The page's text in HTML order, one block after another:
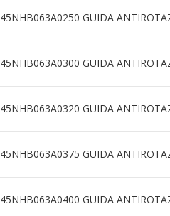
45NHB063A0250 GUIDA
45NHB063A0300 GUIDA
45NHB063A0320 GUIDA
45NHB063A0375 GUIDA
45NHB063A0400 GUIDA